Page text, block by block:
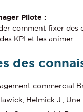
Pilote :
comment fixer des
KPI et les animer
des
commercial
Helmick J.,